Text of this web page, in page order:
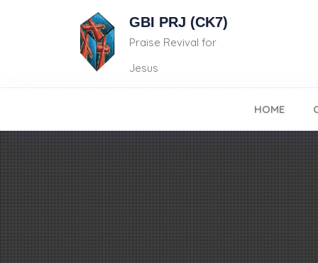
GBI PRJ (CK7)
Praise Revival for
Jesus
HOME